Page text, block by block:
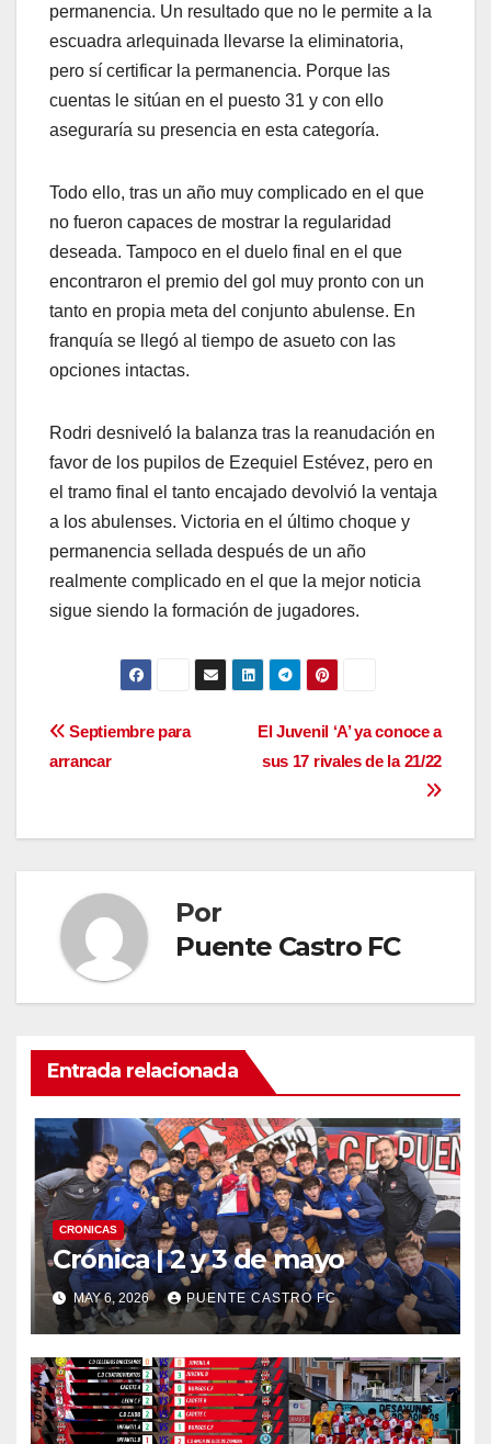
permanencia. Un resultado que no le permite a la
escuadra arlequinada llevarse la eliminatoria,
pero sí certificar la permanencia. Porque las
cuentas le sitúan en el puesto 31 y con ello
aseguraría su presencia en esta categoría.
Todo ello, tras un año muy complicado en el que
no fueron capaces de mostrar la regularidad
deseada. Tampoco en el duelo final en el que
encontraron el premio del gol muy pronto con un
tanto en propia meta del conjunto abulense. En
franquía se llegó al tiempo de asueto con las
opciones intactas.
Rodri desniveló la balanza tras la reanudación en
favor de los pupilos de Ezequiel Estévez, pero en
el tramo final el tanto encajado devolvió la ventaja
a los abulenses. Victoria en el último choque y
permanencia sellada después de un año
realmente complicado en el que la mejor noticia
sigue siendo la formación de jugadores.
Navegación
entradas
El Juvenil ‘A’ ya conoce a
sus 17 rivales de la 21/22
Septiembre para
arrancar
Por
Puente Castro FC
Entrada relacionada
CRONICAS
Crónica | 2 y 3 de mayo
MAY 6, 2026 PUENTE CASTRO FC